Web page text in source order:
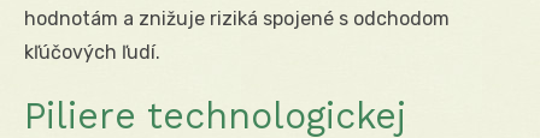
hodnotám a znižuje riziká spojené s odchodom
kľúčových ľudí.
Piliere technologickej